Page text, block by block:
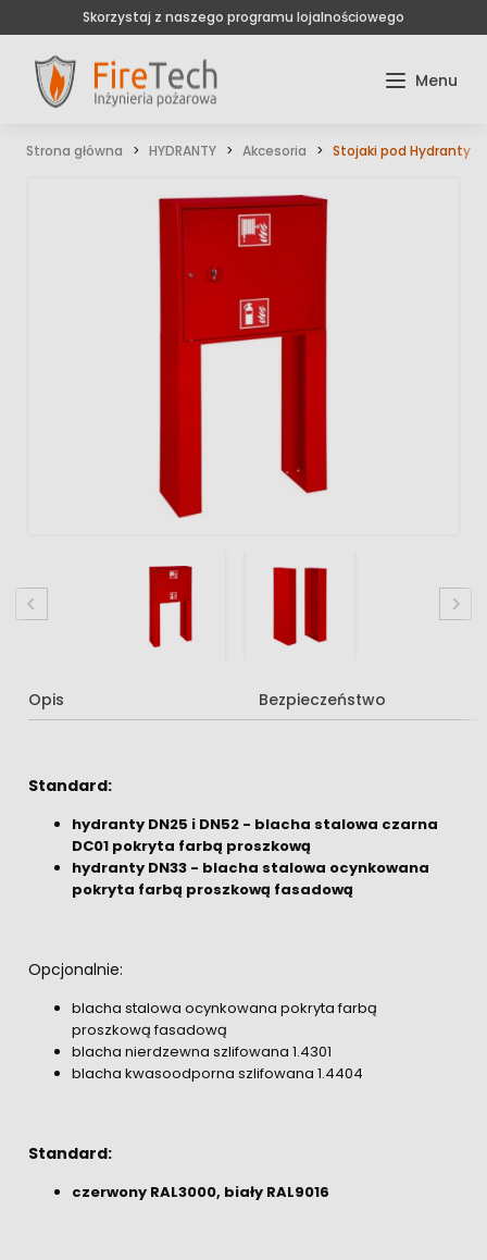
Skorzystaj z naszego programu lojalnościowego
Strona główna HYDRANTY Akcesoria Stojaki pod Hydranty
Opis Bezpieczeństwo
Standard:
hydranty DN25 i DN52 - blacha stalowa czarna
DC01 pokryta farbą proszkową
hydranty DN33 - blacha stalowa ocynkowana
pokryta farbą proszkową fasadową
Opcjonalnie:
blacha stalowa ocynkowana pokryta farbą
proszkową fasadową
blacha nierdzewna szlifowana 1.4301
blacha kwasoodporna szlifowana 1.4404
Standard:
czerwony RAL3000, biały RAL9016